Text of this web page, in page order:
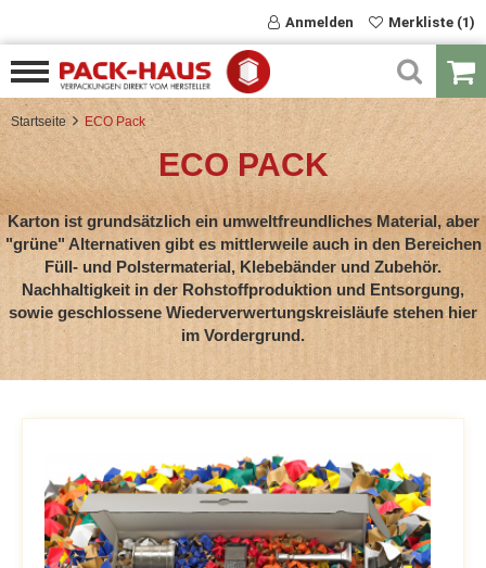
Anmelden Merkliste (1)
Startseite ECO Pack
ECO PACK
Karton ist grundsätzlich ein umweltfreundliches Material, aber
"grüne" Alternativen gibt es mittlerweile auch in den Bereichen
Füll- und Polstermaterial, Klebebänder und Zubehör.
Nachhaltigkeit in der Rohstoffproduktion und Entsorgung,
sowie geschlossene Wiederverwertungskreisläufe stehen hier
im Vordergrund.